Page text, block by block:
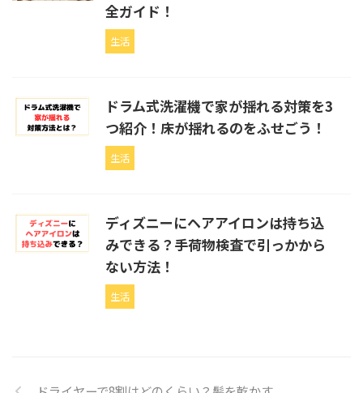
全ガイド！
生活
ドラム式洗濯機で家が揺れる対策を3
つ紹介！床が揺れるのをふせごう！
生活
ディズニーにヘアアイロンは持ち込
みできる？手荷物検査で引っかから
ない方法！
生活